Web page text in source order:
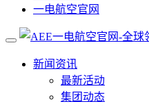
一电航空官网
新闻资讯
最新活动
集团动态